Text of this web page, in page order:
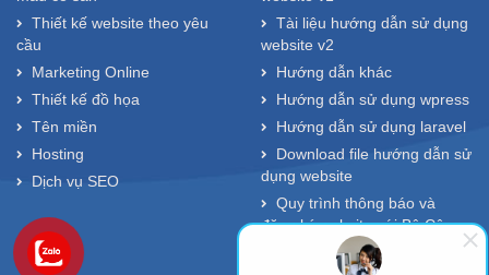
Thiết kế website theo yêu
cầu
Marketing Online
Thiết kế đồ họa
Tên miền
Hosting
Dịch vụ SEO
Tài liệu hướng dẫn sử dụng
website v2
Hướng dẫn khác
Hướng dẫn sử dụng wpress
Hướng dẫn sử dụng laravel
Download file hướng dẫn sử
dụng website
Quy trình thông báo và
đăng ký website với Bộ Công